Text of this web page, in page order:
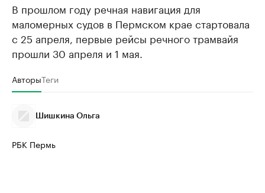
В прошлом году речная навигация для
маломерных судов в Пермском крае стартовала
с 25 апреля, первые рейсы речного трамвайя
прошли 30 апреля и 1 мая.
АвторыТеги
Шишкина Ольга
РБК Пермь